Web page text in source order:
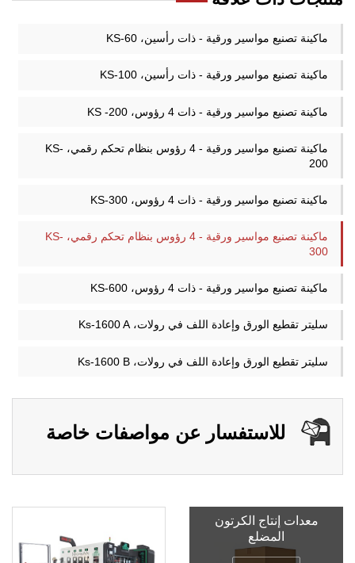
ماكينة تصنيع مواسير ورقية - ذات رأسين، KS-60
ماكينة تصنيع مواسير ورقية - ذات رأسين، KS-100
ماكينة تصنيع مواسير ورقية - ذات 4 رؤوس، KS -200
ماكينة تصنيع مواسير ورقية - 4 رؤوس بنظام تحكم رقمي، KS-
200
ماكينة تصنيع مواسير ورقية - ذات 4 رؤوس، KS-300
ماكينة تصنيع مواسير ورقية - 4 رؤوس بنظام تحكم رقمي، KS-
300
ماكينة تصنيع مواسير ورقية - ذات 4 رؤوس، KS-600
سليتر تقطيع الورق وإعادة اللف في رولات، Ks-1600 A
سليتر تقطيع الورق وإعادة اللف في رولات، Ks-1600 B
للاستفسار عن مواصفات خاصة
معدات إنتاج الكرتون
المضلع